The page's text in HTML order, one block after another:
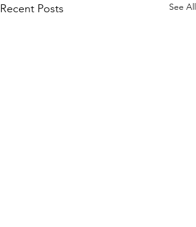
Recent Posts See All